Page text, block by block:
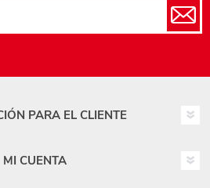
PARA EL CLIENTE
MI CUENTA